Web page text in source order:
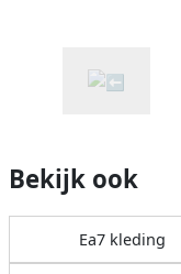
Bekijk ook
Ea7 kleding